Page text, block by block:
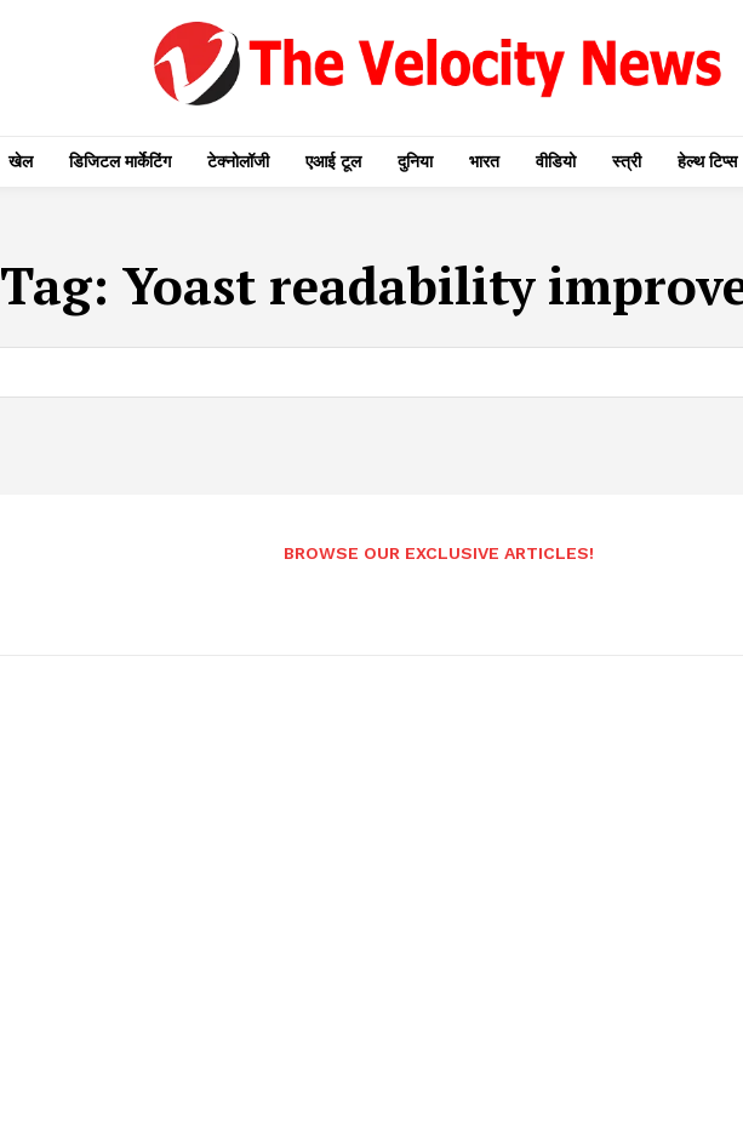
खेल डिजिटल मार्केटिंग टेक्नोलॉजी एआई टूल दुनिया भारत वीडियो स्त्री हेल्थ टिप्स
Tag: Yoast readability
BROWSE OUR EXCLUSIVE ARTICLES!